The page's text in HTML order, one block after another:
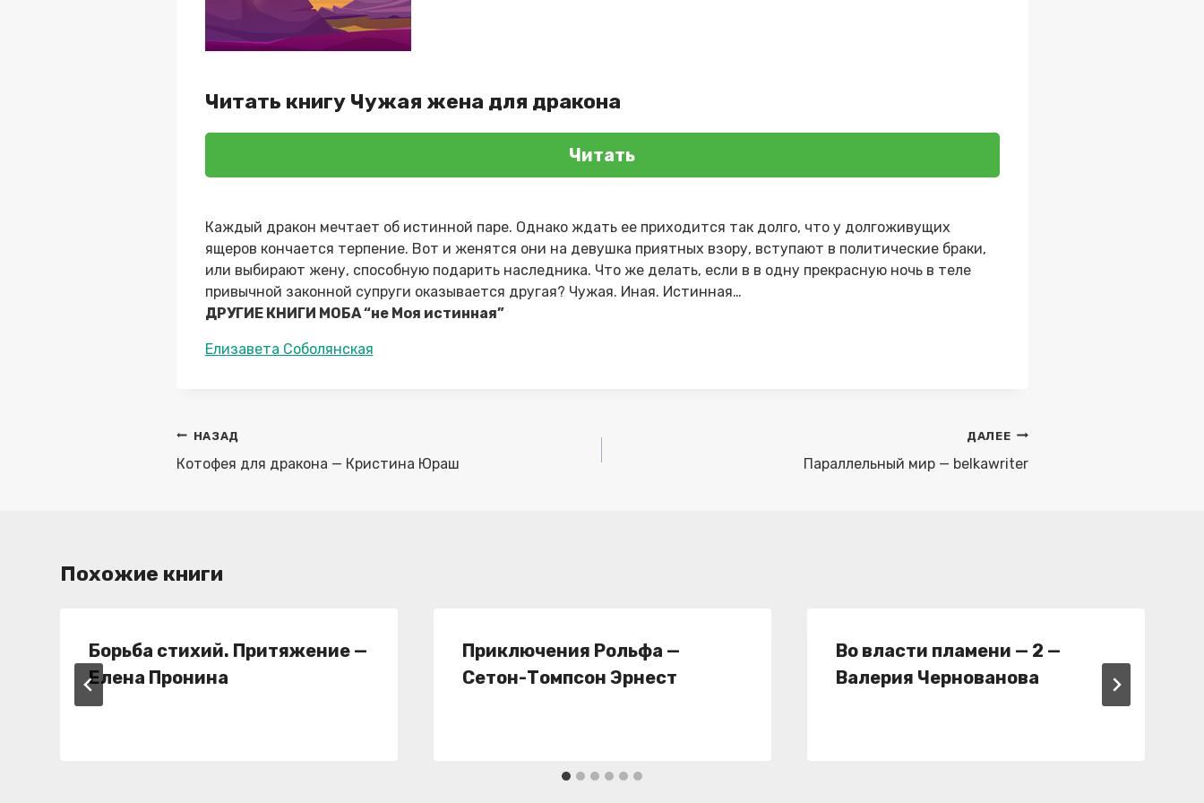
Читать книгу Чужая жена для дракона
Читать
Каждый дракон мечтает об истинной паре. Однако ждать ее приходится так долго, что у долгоживущих
ящеров кончается терпение. Вот и женятся они на девушка приятных взору, вступают в политические браки,
или выбирают жену, способную подарить наследника. Что же делать, если в в одну прекрасную ночь в теле
привычной законной супруги оказывается другая? Чужая. Иная. Истинная…
ДРУГИЕ КНИГИ МОБА “не Моя истинная”
Метки
Елизавета Соболянская
Навигация
по
НАЗАД
Котофея для дракона — Кристина Юраш
ДАЛЕЕ
Параллельный мир — belkawriter
Похожие книги
Борьба стихий. Притяжение —
Елена Пронина
Приключения Рольфа —
Сетон-Томпсон Эрнест
Во власти пламени — 2 —
Валерия Чернованова